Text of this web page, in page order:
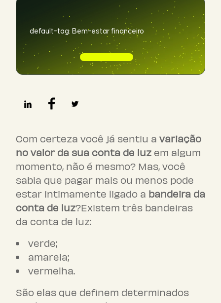
default-tag: Bem-estar financeiro
Com certeza você já sentiu a variação
no valor da sua conta de luz em algum
momento, não é mesmo? Mas, você
sabia que pagar mais ou menos pode
estar intimamente ligado a bandeira da
conta de luz?Existem três bandeiras
da conta de luz:
verde;
amarela;
vermelha.
São elas que definem determinados